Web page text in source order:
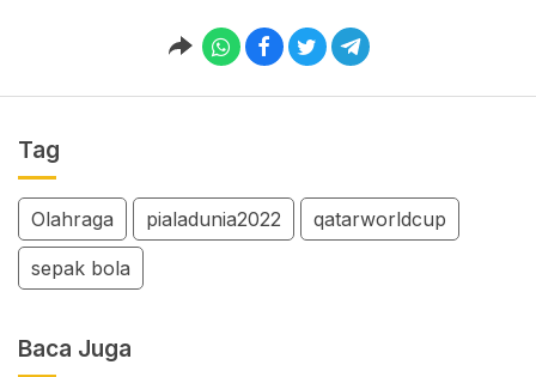
Tag
Olahraga pialadunia2022 qatarworldcup
sepak bola
Baca Juga